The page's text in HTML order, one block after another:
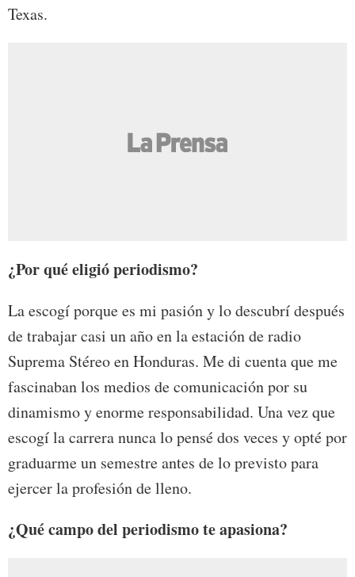
Texas.
¿Por qué eligió periodismo?
La escogí porque es mi pasión y lo descubrí después
de trabajar casi un año en la estación de radio
Suprema Stéreo en Honduras. Me di cuenta que me
fascinaban los medios de comunicación por su
dinamismo y enorme responsabilidad. Una vez que
escogí la carrera nunca lo pensé dos veces y opté por
graduarme un semestre antes de lo previsto para
ejercer la profesión de lleno.
¿Qué campo del periodismo te apasiona?